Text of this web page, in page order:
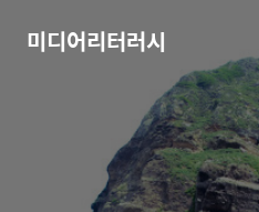
미디어리터러시